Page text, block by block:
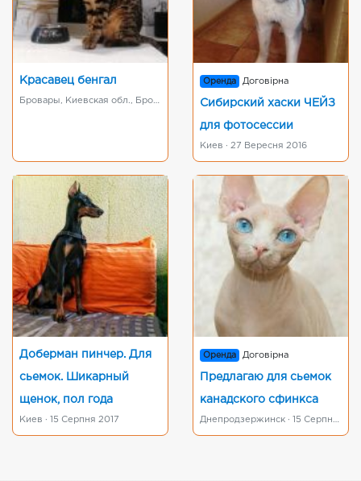
Красавец бенгал
Бровары, Киевская обл., Броварской р-н · 21 Травня 2020
Оренда Договірна
Сибирский хаски ЧЕЙЗ
для фотосессии
Киев · 27 Вересня 2016
Доберман пинчер. Для
сьемок. Шикарный
щенок, пол года
Киев · 15 Серпня 2017
Оренда Договірна
Предлагаю для сьемок
канадского сфинкса
Днепродзержинск · 15 Серпня 2015